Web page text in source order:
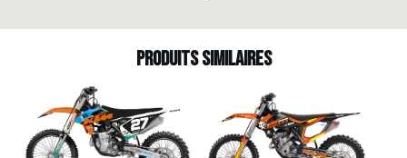
Produits similaires